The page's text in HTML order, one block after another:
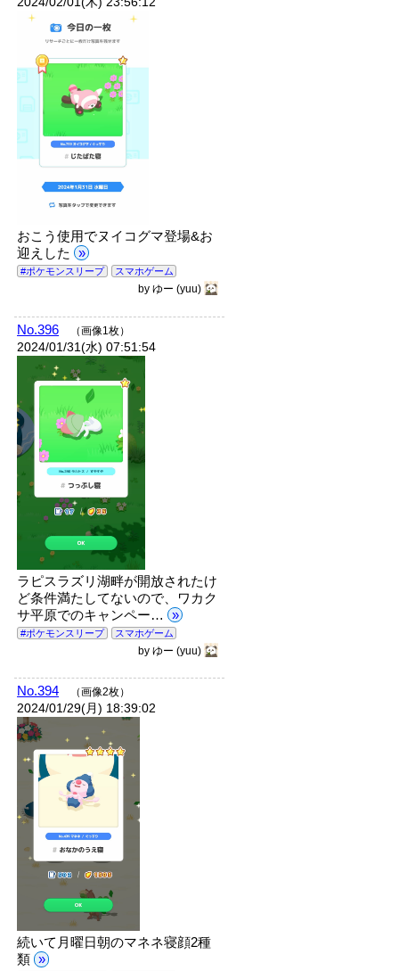
おこう使用でヌイコグマ登場&お
迎えした »
#ポケモンスリープ スマホゲーム
byゆー(yuu)
No.396 （画像1枚）
2024/01/31(水) 07:51:54
ラピスラズリ湖畔が開放されたけ
ど条件満たしてないので、ワカク
サ平原でのキャンペー… »
#ポケモンスリープ スマホゲーム
byゆー(yuu)
No.394 （画像2枚）
2024/01/29(月) 18:39:02
続いて月曜日朝のマネネ寝顔2種
類 »